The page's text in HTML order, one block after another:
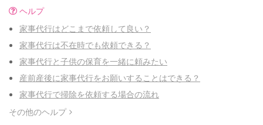
ヘルプ
家事代行はどこまで依頼して良い？
家事代行は不在時でも依頼できる？
家事代行と子供の保育を一緒に頼みたい
産前産後に家事代行をお願いすることはできる？
家事代行で掃除を依頼する場合の流れ
その他のヘルプ